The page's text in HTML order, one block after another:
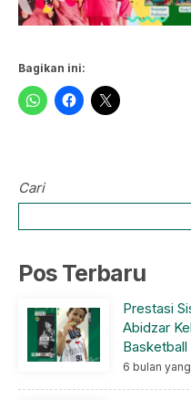
Bagikan ini:
Cari
Pos Terbaru
Prestasi
Abidzar
6 bulan